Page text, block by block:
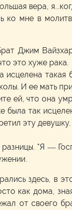
вера,
ко мне в
Джим
это хуже рака.
И ее мать
ей, что она
была так
эту
"Я —
здесь, в
как дома,
от своего